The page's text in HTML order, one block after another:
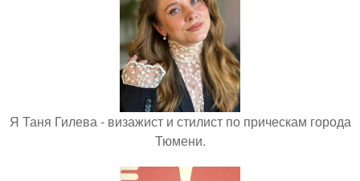
Я Таня Гилева - визажист и стилист по прическам города
Тюмени.